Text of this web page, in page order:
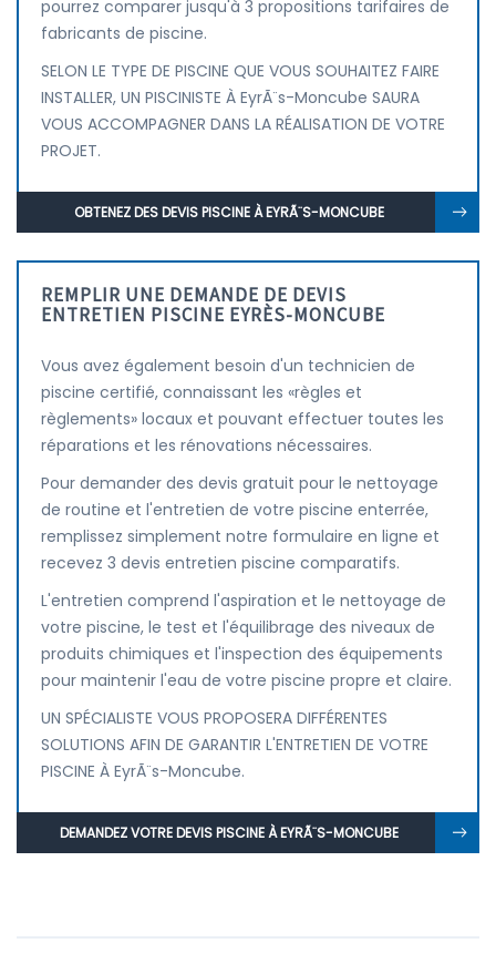
pourrez comparer jusqu'à 3 propositions tarifaires de
fabricants de piscine.
SELON LE TYPE DE PISCINE QUE VOUS SOUHAITEZ FAIRE
INSTALLER, UN PISCINISTE À EyrÃ¨s-Moncube SAURA
VOUS ACCOMPAGNER DANS LA RÉALISATION DE VOTRE
PROJET.
OBTENEZ DES DEVIS PISCINE À EYRÃ¨S-MONCUBE
REMPLIR UNE DEMANDE DE DEVIS
ENTRETIEN PISCINE EYRÈS-MONCUBE
Vous avez également besoin d'un technicien de
piscine certifié, connaissant les «règles et
règlements» locaux et pouvant effectuer toutes les
réparations et les rénovations nécessaires.
Pour demander des devis gratuit pour le nettoyage
de routine et l'entretien de votre piscine enterrée,
remplissez simplement notre formulaire en ligne et
recevez 3 devis entretien piscine comparatifs.
L'entretien comprend l'aspiration et le nettoyage de
votre piscine, le test et l'équilibrage des niveaux de
produits chimiques et l'inspection des équipements
pour maintenir l'eau de votre piscine propre et claire.
UN SPÉCIALISTE VOUS PROPOSERA DIFFÉRENTES
SOLUTIONS AFIN DE GARANTIR L'ENTRETIEN DE VOTRE
PISCINE À EyrÃ¨s-Moncube.
DEMANDEZ VOTRE DEVIS PISCINE À EYRÃ¨S-MONCUBE